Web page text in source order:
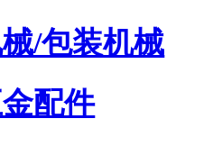
/包装机械
配件